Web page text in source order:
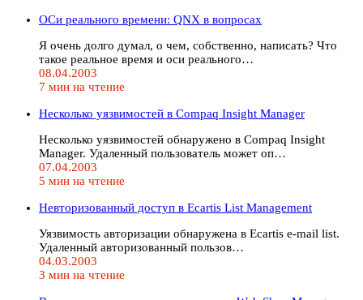
ОСи реального времени: QNX в вопросах
Я очень долго думал, о чем, собственно, написать? Что
такое реальное время и оси реального…
08.04.2003
7 мин на чтение
Несколько уязвимостей в Compaq Insight Manager
Несколько уязвимостей обнаружено в Compaq Insight
Manager. Удаленный пользователь может оп…
07.04.2003
5 мин на чтение
Невторизованный доступ в Ecartis List Management
Уязвимость авторизации обнаружена в Ecartis e-mail list.
Удаленный авторизованный пользов…
04.03.2003
3 мин на чтение